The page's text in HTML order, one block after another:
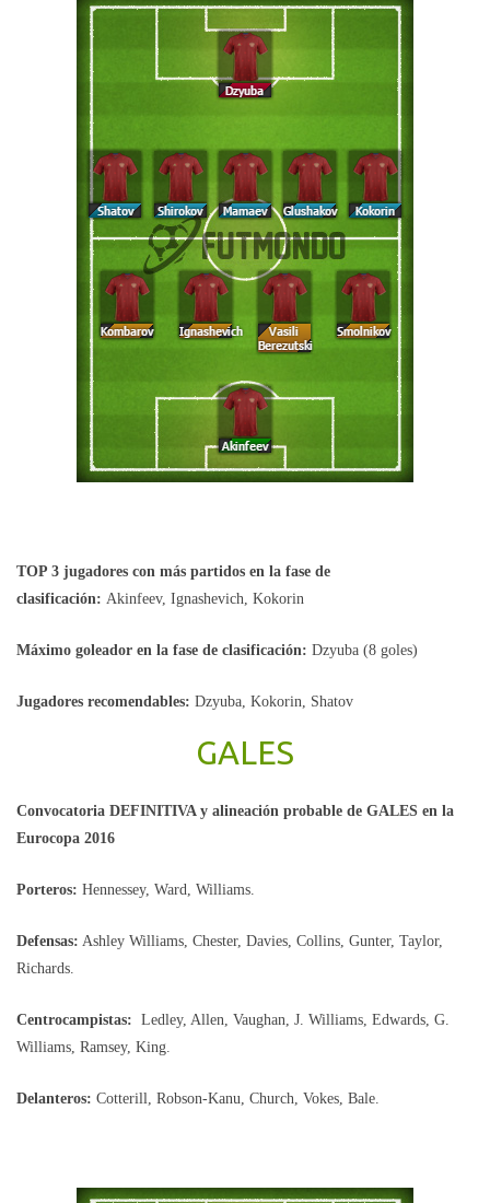
TOP 3 jugadores con más partidos en la fase de
clasificación: Akinfeev, Ignashevich, Kokorin
Máximo goleador en la fase de clasificación: Dzyuba (8 goles)
Jugadores recomendables: Dzyuba, Kokorin, Shatov
GALES
Convocatoria DEFINITIVA y alineación probable de GALES en la
Eurocopa 2016
Porteros: Hennessey, Ward, Williams.
Defensas: Ashley Williams, Chester, Davies, Collins, Gunter, Taylor,
Richards.
Centrocampistas: Ledley, Allen, Vaughan, J. Williams, Edwards, G.
Williams, Ramsey, King.
Delanteros: Cotterill, Robson-Kanu, Church, Vokes, Bale.